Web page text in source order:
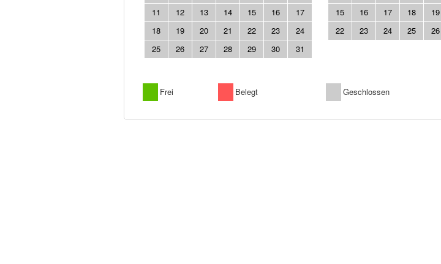
11
12 13 14 15 16
17
18
19 20 21 22 23
24
25
26 27 28 29 30 31
15
16 17 18 19
22
23 24 25 26
Frei Belegt Geschlossen